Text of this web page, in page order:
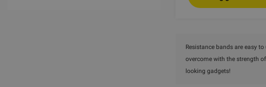
Resistance bands are easy
overcome with the strength
looking gadgets!